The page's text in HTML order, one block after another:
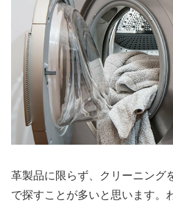
革製品に限らず、クリーニング
で探すことが多いと思います。